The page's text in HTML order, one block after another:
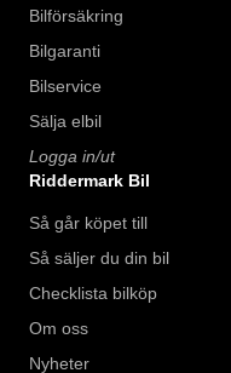
Bilförsäkring
Bilgaranti
Bilservice
Sälja elbil
Logga in/ut
Riddermark Bil
Så går köpet till
Så säljer du din bil
Checklista bilköp
Om oss
Nyheter